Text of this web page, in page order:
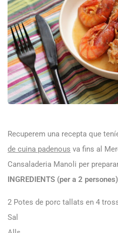
Recuperem una recepta que
de cuina padenous va fins al
Cansaladeria Manoli per
INGREDIENTS (per a 2 persones)
2 Potes de porc tallats en 4
Sal